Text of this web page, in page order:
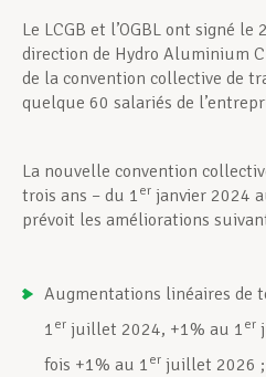
Le LCGB et l’OGBL ont signé
direction de Hydro Aluminium
de la convention collective de
quelque 60 salariés de
La nouvelle convention
trois ans – du 1 er janvier 2024
prévoit les améliorations
Augmentations linéaires de
1 er juillet 2024, +1% au 1 er
fois +1% au 1 er juillet 2026 ;